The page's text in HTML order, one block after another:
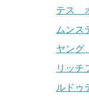
テス
ムンス
ヤン
リッチ
ルドゥ